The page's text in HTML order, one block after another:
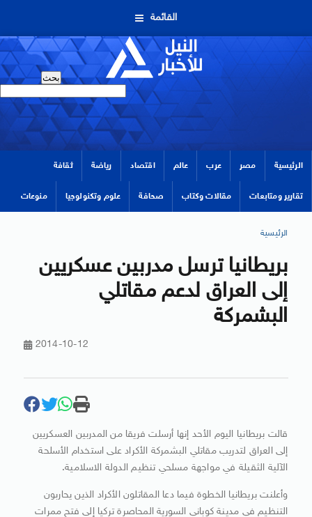
القائمة
الرئيسية مصر عرب عالم اقتصاد رياضة ثقافة
تقارير ومتابعات مقالات وكتاب صحافة علوم وتكنولوجيا منوعات
الرئيسية
بريطانيا ترسل مدربين عسكريين
إلى العراق لدعم مقاتلي
البشمركة
2014-10-12
قالت بريطانيا اليوم الأحد إنها أرسلت فريقا من المدربين العسكريين
إلى العراق لتدريب مقاتلي البشمركة الأكراد على استخدام الأسلحة
الآلية الثقيلة في مواجهة مسلحي تنظيم الدولة الاسلامية.
وأعلنت بريطانيا الخطوة فيما دعا المقاتلون الأكراد الذين يحاربون
التنظيم في مدينة كوباني السورية المحاصرة تركيا إلى فتح ممرات